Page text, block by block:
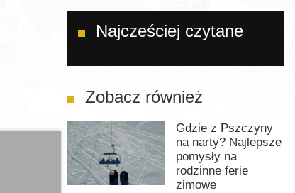
Najcześciej czytane
Zobacz również
Gdzie z Pszczyny
na narty? Najlepsze
pomysły na
rodzinne ferie
zimowe